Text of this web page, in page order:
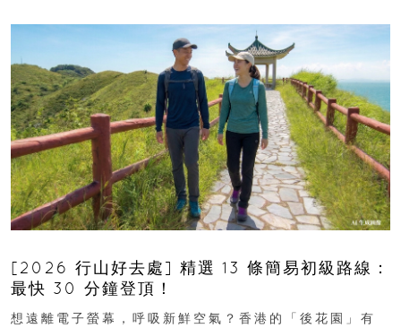
[2026 行山好去處] 精選 13 條簡易初級路線：
最快 30 分鐘登頂！
想遠離電子螢幕，呼吸新鮮空氣？香港的「後花園」有